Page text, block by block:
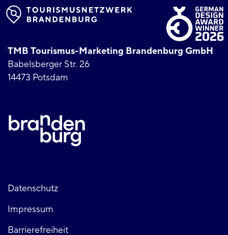
TMB Tourismus-Marketing Brandenburg GmbH
Babelsberger Str. 26
14473 Potsdam
Fußzeile
links
Datenschutz
Impressum
Barrierefreiheit